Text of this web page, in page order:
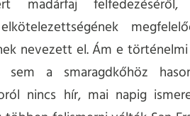
madárfaj
nevezett el. Ám e
a smaragdkőhöz
nincs hír, mai napig